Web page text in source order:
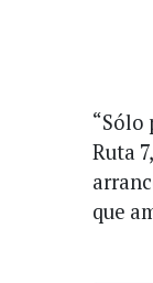
“Sólo
Ruta
que